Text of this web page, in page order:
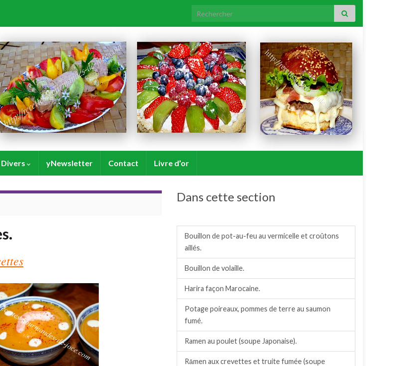
Search for:
yNewsletter Contact Livre d’or
Dans cette section
Bouillon de pot-au-feu au vermicelle et croûtons
aillés.
Bouillon de volaille.
Harira façon Marocaine.
Potage poireaux, pommes de terre au saumon
fumé.
Ramen au poulet (soupe Japonaise).
Rāmen aux crevettes et truite fumée (soupe